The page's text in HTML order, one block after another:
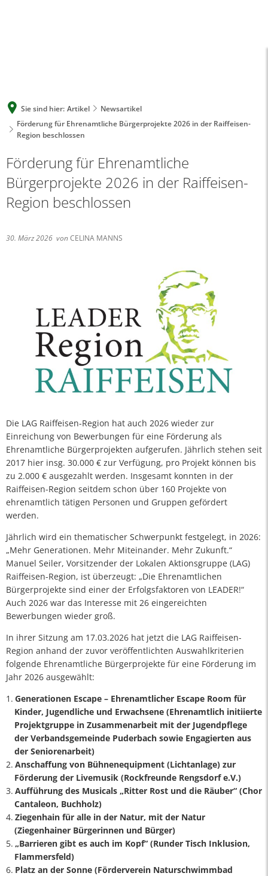
Sie sind hier: Artikel
Newsartikel
Förderung für Ehrenamtliche Bürgerprojekte 2026 in der Raiffeisen-
Region beschlossen
Förderung für Ehrenamtliche
Bürgerprojekte 2026 in der Raiffeisen-
Region beschlossen
30. März 2026 vonCELINA MANNS
Die LAG Raiffeisen-Region hat auch 2026 wieder zur
Einreichung von Bewerbungen für eine Förderung als
Ehrenamtliche Bürgerprojekten aufgerufen. Jährlich stehen seit
2017 hier insg. 30.000 € zur Verfügung, pro Projekt können bis
zu 2.000 € ausgezahlt werden. Insgesamt konnten in der
Raiffeisen-Region seitdem schon über 160 Projekte von
ehrenamtlich tätigen Personen und Gruppen gefördert
werden.
Jährlich wird ein thematischer Schwerpunkt festgelegt, in 2026:
„Mehr Generationen. Mehr Miteinander. Mehr Zukunft.“
Manuel Seiler, Vorsitzender der Lokalen Aktionsgruppe (LAG)
Raiffeisen-Region, ist überzeugt: „Die Ehrenamtlichen
Bürgerprojekte sind einer der Erfolgsfaktoren von LEADER!“
Auch 2026 war das Interesse mit 26 eingereichten
Bewerbungen wieder groß.
In ihrer Sitzung am 17.03.2026 hat jetzt die LAG Raiffeisen-
Region anhand der zuvor veröffentlichten Auswahlkriterien
folgende Ehrenamtliche Bürgerprojekte für eine Förderung im
Jahr 2026 ausgewählt:
Generationen Escape – Ehrenamtlicher Escape Room für
Kinder, Jugendliche und Erwachsene (Ehrenamtlich initiierte
Projektgruppe in Zusammenarbeit mit der Jugendpflege
der Verbandsgemeinde Puderbach sowie Engagierten aus
der Seniorenarbeit)
Anschaffung von Bühnenequipment (Lichtanlage) zur
Förderung der Livemusik (Rockfreunde Rengsdorf e.V.)
Aufführung des Musicals „Ritter Rost und die Räuber“ (Chor
Cantaleon, Buchholz)
Ziegenhain für alle in der Natur, mit der Natur
(Ziegenhainer Bürgerinnen und Bürger)
„Barrieren gibt es auch im Kopf“ (Runder Tisch Inklusion,
Flammersfeld)
Platz an der Sonne (Förderverein Naturschwimmbad